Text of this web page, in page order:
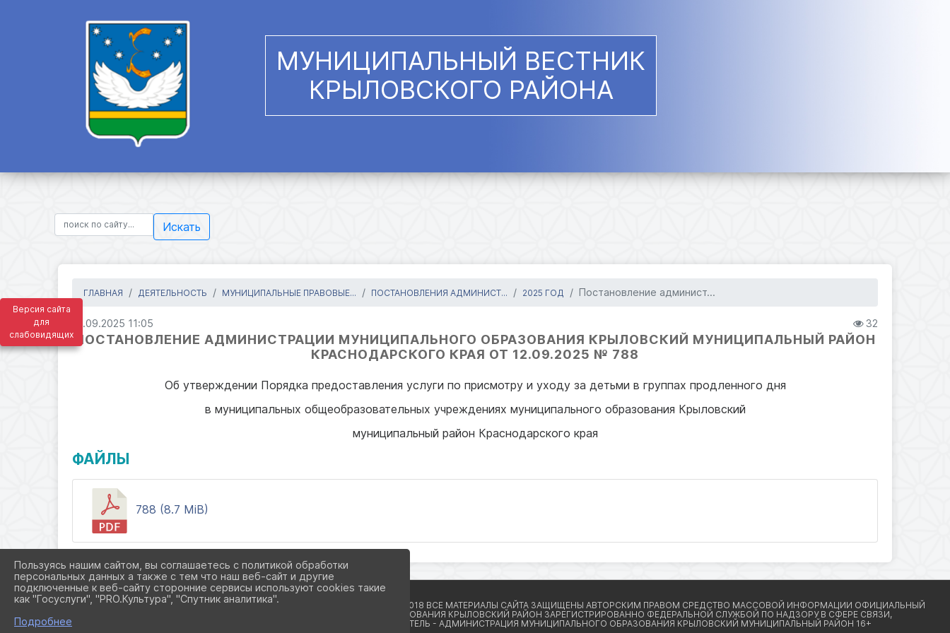
Версия сайта
для
слабовидящих
МУНИЦИПАЛЬНЫЙ ВЕСТНИК
КРЫЛОВСКОГО РАЙОНА
Искать
ГЛАВНАЯ ДЕЯТЕЛЬНОСТЬ МУНИЦИПАЛЬНЫЕ ПРАВОВЫЕ... ПОСТАНОВЛЕНИЯ АДМИНИСТ... 2025 ГОД Постановление админист...
12.09.2025 11:05 32
ПОСТАНОВЛЕНИЕ АДМИНИСТРАЦИИ МУНИЦИПАЛЬНОГО ОБРАЗОВАНИЯ КРЫЛОВСКИЙ МУНИЦИПАЛЬНЫЙ РАЙОН
КРАСНОДАРСКОГО КРАЯ ОТ 12.09.2025 № 788
Об утверждении Порядка предоставления услуги по присмотру и уходу за детьми в группах продленного дня
в муниципальных общеобразовательных учреждениях муниципального образования Крыловский
муниципальный район Краснодарского края
ФАЙЛЫ
788 (8.7 MiB)
Пользуясь нашим сайтом, вы соглашаетесь с политикой обработки
персональных данных а также с тем что наш веб-сайт и другие
подключенные к веб-сайту сторонние сервисы используют cookies такие
как "Госуслуги", "PRO.Культура", "Спутник аналитика".
Подробнее